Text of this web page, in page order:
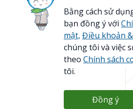
Sơ đồ website
@ 2023 Bamboo Airways
Reserved.
Business Registration Code:
Bằng cách sử
bạn đồng ý với
mật, Điều khoản
chúng tôi và việc
theo Chính sách
tôi.
Đồng ý